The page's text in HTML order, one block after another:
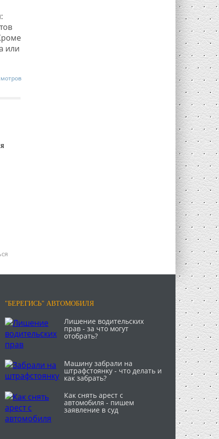
или
"БЕРЕГИСЬ" АВТОМОБИЛЯ
Лишение водительских
прав - за что могут
отобрать?
Машину забрали на
штрафстоянку - что делать и
как забрать?
Как снять арест с
автомобиля - пишем
заявление в суд